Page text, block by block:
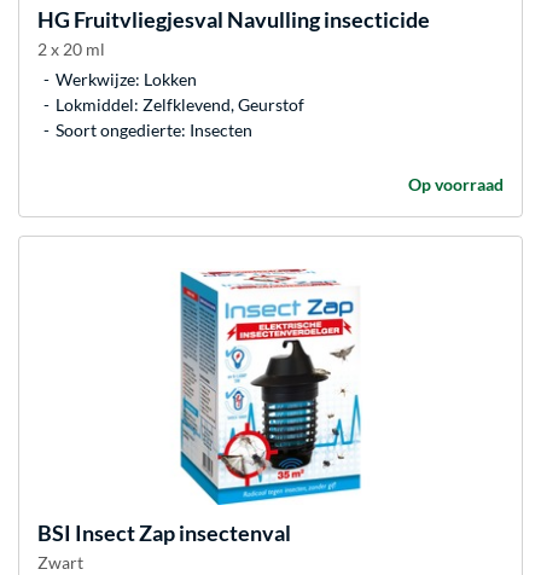
HG Fruitvliegjesval Navulling insecticide
2 x 20 ml
Werkwijze: Lokken
Lokmiddel: Zelfklevend, Geurstof
Soort ongedierte: Insecten
Op voorraad
BSI Insect Zap insectenval
Zwart